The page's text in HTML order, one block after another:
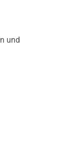
und